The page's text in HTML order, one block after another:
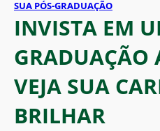
SUA PÓS-GRADUAÇÃO
INVISTA EM
GRADUAÇÃO
VEJA SUA
BRILHAR